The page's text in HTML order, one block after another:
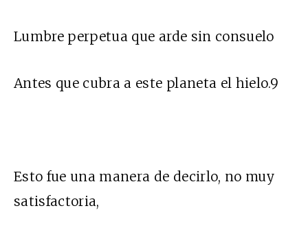
Lumbre perpetua que arde sin consuelo
Antes que cubra a este planeta el hielo.9
Esto fue una manera de decirlo, no muy
satisfactoria,